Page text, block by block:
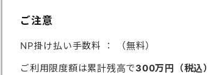
ご注意
NP掛け払い手数料 ： （無料）
ご利用限度額は累計残高で300万円（税込）